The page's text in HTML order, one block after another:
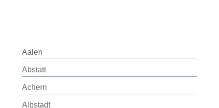
Aalen
Abstatt
Achern
Albstadt